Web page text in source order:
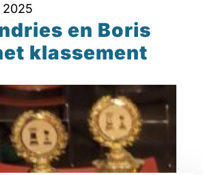
2025
en Boris
klassement